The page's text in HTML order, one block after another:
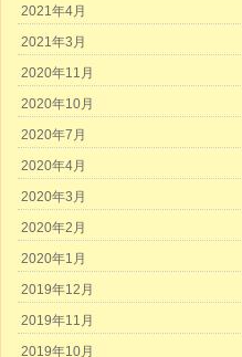
2021年4月
2021年3月
2020年11月
2020年10月
2020年7月
2020年4月
2020年3月
2020年2月
2020年1月
2019年12月
2019年11月
2019年10月